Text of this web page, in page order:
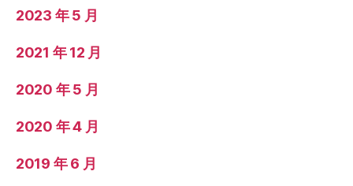
2023 年 5 月
2021 年 12 月
2020 年 5 月
2020 年 4 月
2019 年 6 月